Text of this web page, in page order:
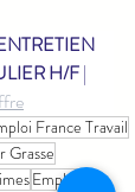
H/F |
France Travail
Grasse
Emploi